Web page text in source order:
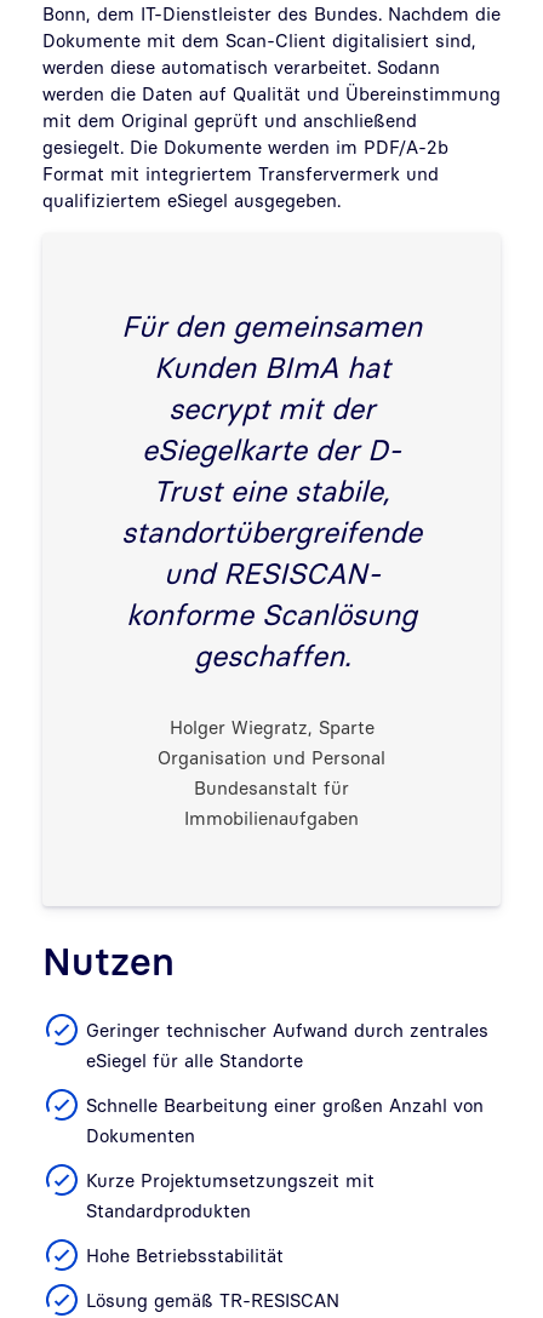
Bonn, dem IT-Dienstleister des Bundes. Nachdem die
Dokumente mit dem Scan-Client digitalisiert sind,
werden diese automatisch verarbeitet. Sodann
werden die Daten auf Qualität und Übereinstimmung
mit dem Original geprüft und anschließend
gesiegelt. Die Dokumente werden im PDF/A-2b
Format mit integriertem Transfervermerk und
qualifiziertem eSiegel ausgegeben.
Für den gemeinsamen
Kunden BImA hat
secrypt mit der
eSiegelkarte der D-
Trust eine stabile,
standortübergreifende
und RESISCAN-
konforme Scanlösung
geschaffen.
Holger Wiegratz, Sparte
Organisation und Personal
Bundesanstalt für
Immobilienaufgaben
Nutzen
Geringer technischer Aufwand durch zentrales
eSiegel für alle Standorte
Schnelle Bearbeitung einer großen Anzahl von
Dokumenten
Kurze Projektumsetzungszeit mit
Standardprodukten
Hohe Betriebsstabilität
Lösung gemäß TR-RESISCAN